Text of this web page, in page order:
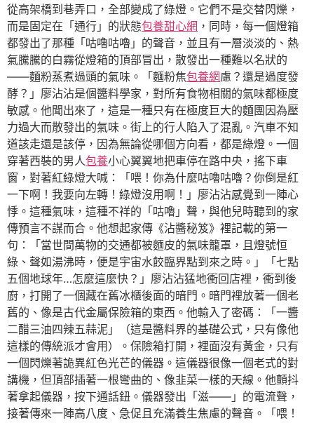
從高架橋到巷弄口，全部變成了綠燈。它們不是交替閃爍，
而是固定在「通行」的狀態包養甜心網 ，同時，每一個燈箱
都發出了那種「咕嚕咕嚕」的聲音，並且有一層淡淡的、熱
氣騰騰的白霧從燈箱的頂部冒出，散發出一種難以名狀的
——麵粉蒸煮過頭的氣味。「麵粉焦包養網慮？還是過度發
酵？」廖沾沾是個醬料學家，對所有食物相關的氣味都極度
敏感。他聞出來了，這是一種只有在極度巨大的麵團因為壓
力過大而散發出的氣味。街上的行人陷入了混亂。汽車不知
道該走還是該停，因為無論從哪個方向看，都是綠燈。一個
穿著西裝的男人包養小心翼翼地把車停在路中央，搖下車
窗，對著紅綠燈大喊：「喂！你為什麼咕嚕咕嚕？你倒是紅
一下啊！我要向左轉！綠燈沒用啊！」廖沾沾感覺到一陣心
悸。這種氣味，這種不祥的「咕嚕」聲，與他兒時聽到的家
傳預言不謀而合。他想起家傳《沾醬秘笈》裡記載的第一
句：「當世間萬物的交通都被麵皮的氣味籠罩，且燈號恒
綠、聲如湯沸時，便是宇宙水餃臨界點到來之時。」「七點
五個地球年…怎麼這麼快？」廖沾沾猛地衝回店裡，衝到後
廚，打開了一個藏在舊冰櫃後面的暗門。暗門裡放著一個老
舊的、像是古代金屬保險箱的東西。他輸入了密碼：「一醬
二醋三油四辣五蒜泥」（這是醬料界的基礎公式，只有像他
這樣的傳統派才會用）。保險箱打開，裡面沒有黃金，只有
一個閃爍著詭異紅色光芒的儀器。這儀器很像一個老式的對
講機，但頂部插著一根彎曲的、像韭菜一樣的天線。他顫抖
著拿起儀器，按下通話鈕。儀器發出「滋——」的電流聲，
接著傳來一陣高八度、急促且充滿養生焦慮的聲音。「喂！